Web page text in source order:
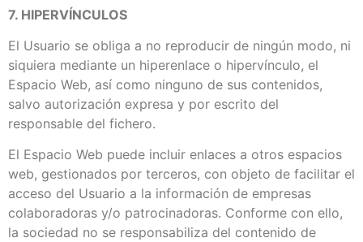
7. HIPERVÍNCULOS
El Usuario se obliga a no reproducir de ningún modo, ni
siquiera mediante un hiperenlace o hipervínculo, el
Espacio Web, así como ninguno de sus contenidos,
salvo autorización expresa y por escrito del
responsable del fichero.
El Espacio Web puede incluir enlaces a otros espacios
web, gestionados por terceros, con objeto de facilitar el
acceso del Usuario a la información de empresas
colaboradoras y/o patrocinadoras. Conforme con ello,
la sociedad no se responsabiliza del contenido de